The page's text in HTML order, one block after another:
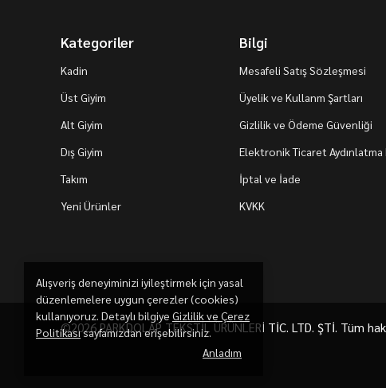
Alışveriş deneyiminizi iyileştirmek için yasal
düzenlemelere uygun çerezler (cookies)
kullanıyoruz. Detaylı bilgiye Gizlilik ve Çerez
Politikasısayfamızdan erişebilirsiniz.
Anladım
Kategoriler
Kadin
Üst Giyim
Alt Giyim
Dış Giyim
Takım
Yeni Ürünler
Bilgi
Mesafeli Satış Sözleşmesi
Üyelik ve Kullanm Şartları
Gizlilik ve Ödeme Güvenliği
Elektronik Ticaret
İptal ve İade
KVKK
©2026 PARKDOLAP TEKSTİL ÜRÜNLERİ TİC. LTD. ŞTİ. Tüm